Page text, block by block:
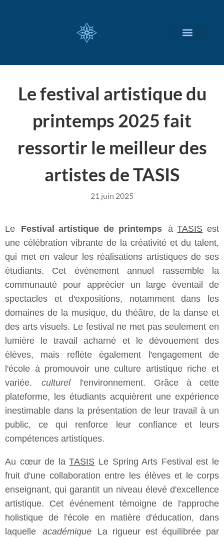
Le festival artistique du
printemps 2025 fait
ressortir le meilleur des
artistes de TASIS
21 juin 2025
Le Festival artistique de printemps àTASIS est
une célébration vibrante de la créativité et du talent,
qui met en valeur les réalisations artistiques de ses
étudiants. Cet événement annuel rassemble la
communauté pour apprécier un large éventail de
spectacles et d'expositions, notamment dans les
domaines de la musique, du théâtre, de la danse et
des arts visuels. Le festival ne met pas seulement en
lumière le travail acharné et le dévouement des
élèves, mais reflète également l'engagement de
l'école à promouvoir une culture artistique riche et
variée.
culturel
l'environnement. Grâce à cette
plateforme, les étudiants acquièrent une expérience
inestimable dans la présentation de leur travail à un
public, ce qui renforce leur confiance et leurs
compétences artistiques.
Au cœur de laTASIS Le Spring Arts Festival est le
fruit d'une collaboration entre les élèves et le corps
enseignant, qui garantit un niveau élevé d'excellence
artistique. Cet événement témoigne de l'approche
holistique de l'école en matière d'éducation, dans
laquelle
académique
La rigueur est équilibrée par